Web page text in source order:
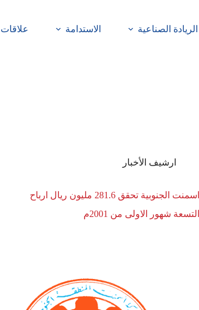
الريادة الصناعية الاستدامة
ارشيف الأخبار
اسمنت الجنوبية تحقق 281.6 مليون ريال ارباح
التسعة شهور الاولى من 2001م